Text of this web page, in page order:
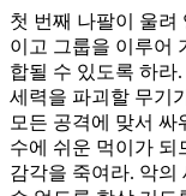
첫 번째 나팔이 울려
이고 그룹을 이루어
합될 수 있도록 하라
세력을 파괴할 무기
모든 공격에 맞서
수에 쉬운 먹이가 되
감각을 죽여라. 악의